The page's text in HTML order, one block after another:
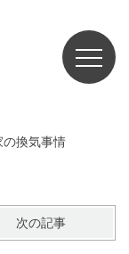
の換気事情
次の記事